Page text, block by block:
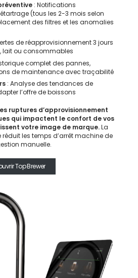
: Notifications
(tous les 2-3 mois selon
des filtres et les anomalies
de réapprovisionnement 3 jours
lait ou consommables
complet des pannes,
de maintenance avec traçabilité
: Analyse des tendances de
l’offre de boissons
ruptures d’approvisionnement
qui impactent le confort de vos
votre image de marque.La
les temps d’arrêt machine de
manuelle.
Top Brewer